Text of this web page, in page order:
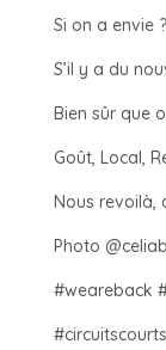
Si on a envie ?
S’il y a du
Bien sûr que
Goût, Local,
Nous revoilà,
Photo
#weareback